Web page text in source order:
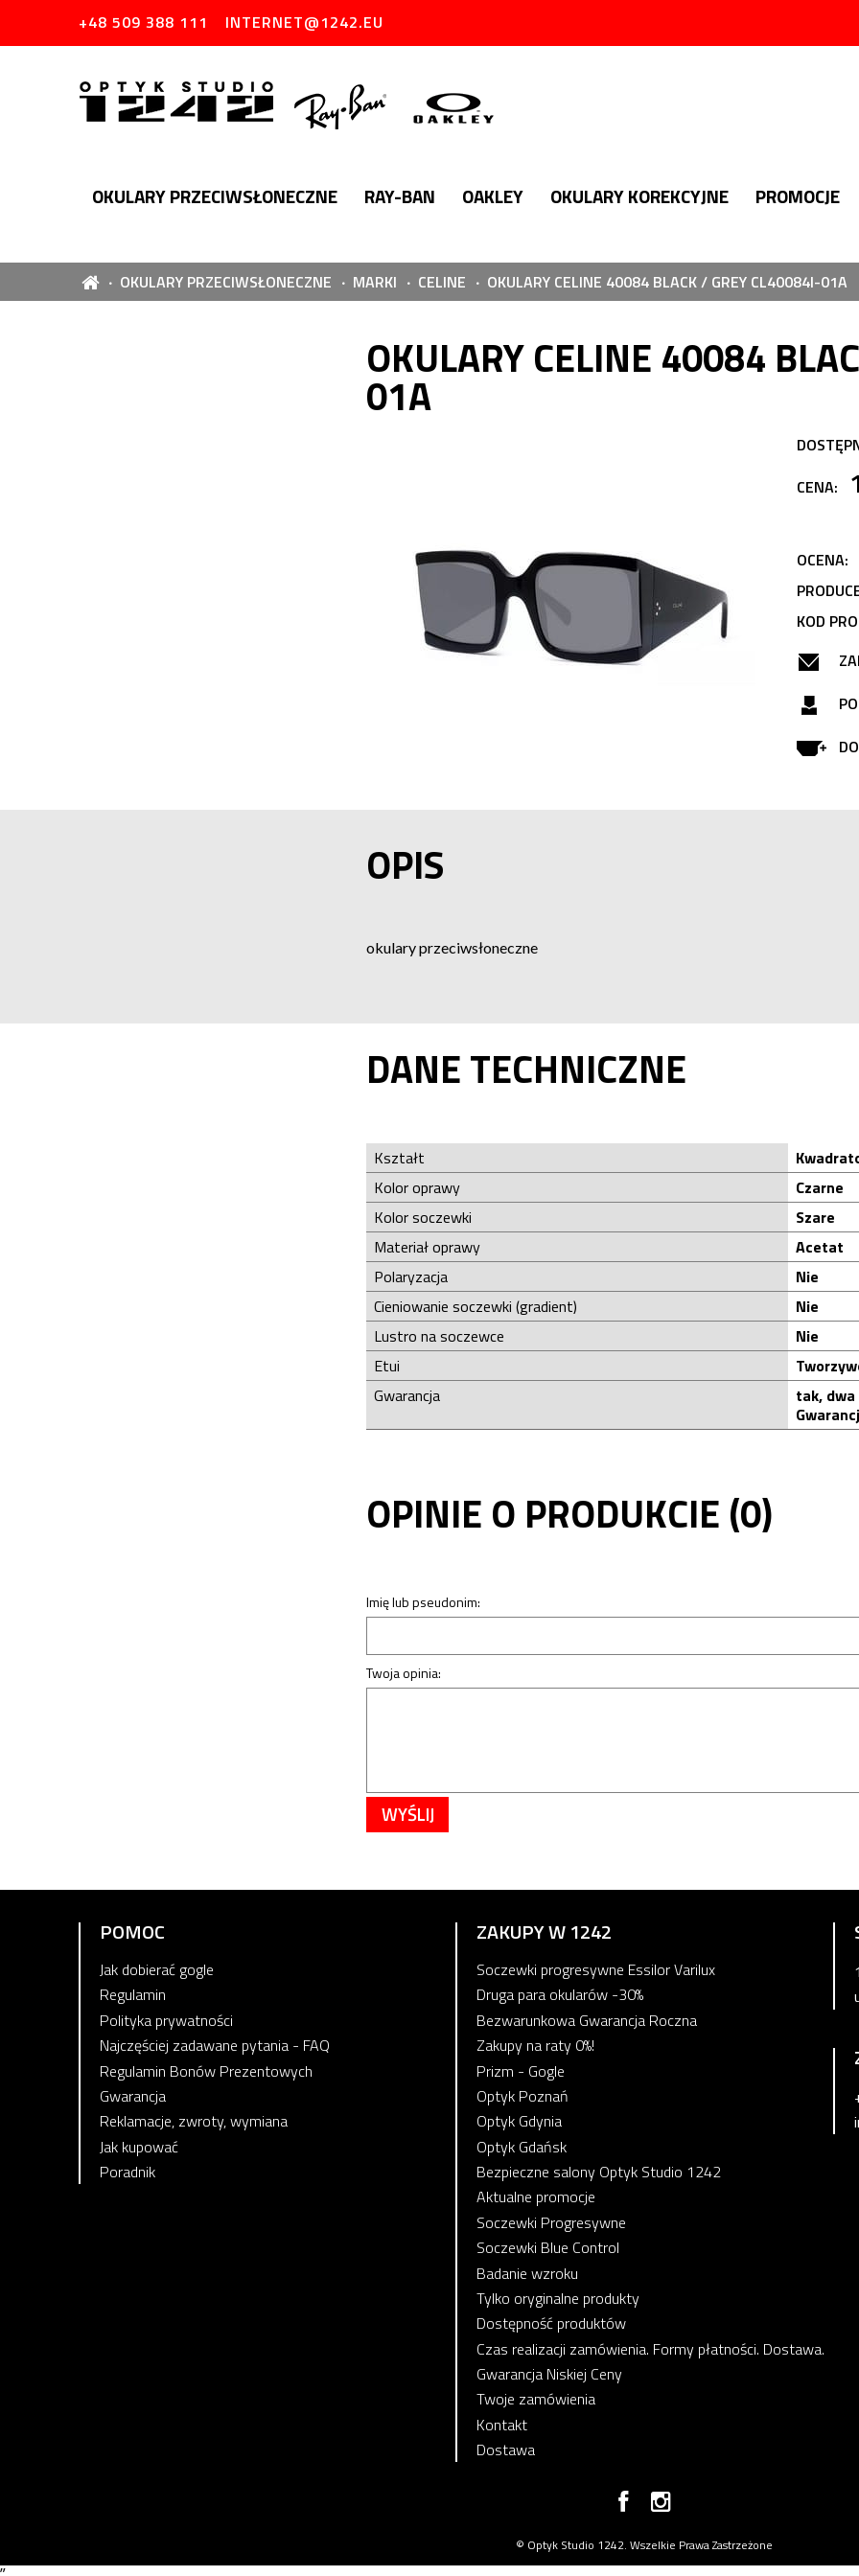
+48 509 388 111 INTERNET@1242.EU
OKULARY PRZECIWSŁONECZNE RAY-BAN OAKLEY OKULARY KOREKCYJNE PROMOCJE
OKULARY PRZECIWSŁONECZNE MARKI CELINE OKULARY CELINE 40084 BLACK / GREY CL40084I-01A
OKULARY CELINE 40084
01A
CENA:
OCENA:
KOD
OPIS
okulary przeciwsłoneczne
DANE TECHNICZNE
Kształt
Kolor oprawy
Czarne
Kolor soczewki
Szare
Materiał oprawy
Acetat
Polaryzacja
Nie
Cieniowanie soczewki (gradient)
Nie
Lustro na soczewce
Nie
Etui
Gwarancja
tak,
OPINIE O PRODUKCIE (0)
Imię lub pseudonim:
Twoja opinia:
WYŚLIJ
POMOC
Jak dobierać gogle
Regulamin
Polityka prywatności
Najczęściej zadawane pytania - FAQ
Regulamin Bonów Prezentowych
Gwarancja
Reklamacje, zwroty, wymiana
Jak kupować
Poradnik
ZAKUPY W 1242
Soczewki progresywne Essilor Varilux
Druga para okularów -30%
Bezwarunkowa Gwarancja Roczna
Zakupy na raty 0%!
Prizm - Gogle
Optyk Poznań
Optyk Gdynia
Optyk Gdańsk
Bezpieczne salony Optyk Studio 1242
Aktualne promocje
Soczewki Progresywne
Soczewki Blue Control
Badanie wzroku
Tylko oryginalne produkty
Dostępność produktów
Czas realizacji zamówienia. Formy płatności. Dostawa.
Gwarancja Niskiej Ceny
Twoje zamówienia
Kontakt
Dostawa
© Optyk Studio 1242. Wszelkie Prawa Zastrzeżone